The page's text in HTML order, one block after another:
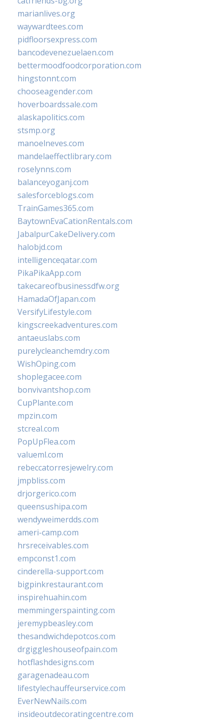
marianlives.org
waywardtees.com
pidfloorsexpress.com
bancodevenezuelaen.com
bettermoodfoodcorporation.com
hingstonnt.com
chooseagender.com
hoverboardssale.com
alaskapolitics.com
stsmp.org
manoelneves.com
mandelaeffectlibrary.com
roselynns.com
balanceyoganj.com
salesforceblogs.com
TrainGames365.com
BaytownEvaCationRentals.com
JabalpurCakeDelivery.com
halobjd.com
intelligenceqatar.com
PikaPikaApp.com
takecareofbusinessdfw.org
HamadaOfJapan.com
VersifyLifestyle.com
kingscreekadventures.com
antaeuslabs.com
purelycleanchemdry.com
WishOping.com
shoplegacee.com
bonvivantshop.com
CupPlante.com
mpzin.com
stcreal.com
PopUpFlea.com
valueml.com
rebeccatorresjewelry.com
jmpbliss.com
drjorgerico.com
queensushipa.com
wendyweimerdds.com
ameri-camp.com
hrsreceivables.com
empconst1.com
cinderella-support.com
bigpinkrestaurant.com
inspirehuahin.com
memmingerspainting.com
jeremypbeasley.com
thesandwichdepotcos.com
drgiggleshouseofpain.com
hotflashdesigns.com
garagenadeau.com
lifestylechauffeurservice.com
EverNewNails.com
insideoutdecoratingcentre.com